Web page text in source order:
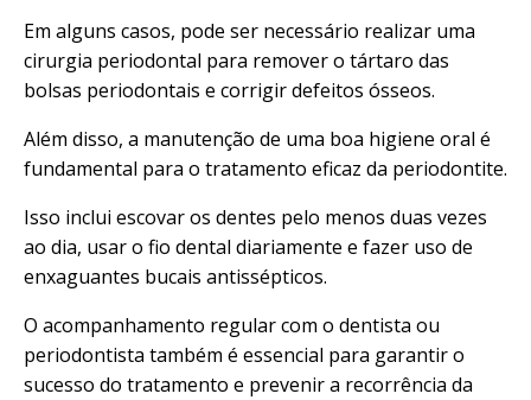
Em alguns casos, pode ser necessário realizar uma
cirurgia periodontal para remover o tártaro das
bolsas periodontais e corrigir defeitos ósseos.
Além disso, a manutenção de uma boa higiene oral é
fundamental para o tratamento eficaz da periodontite.
Isso inclui escovar os dentes pelo menos duas vezes
ao dia, usar o fio dental diariamente e fazer uso de
enxaguantes bucais antissépticos.
O acompanhamento regular com o dentista ou
periodontista também é essencial para garantir o
sucesso do tratamento e prevenir a recorrência da